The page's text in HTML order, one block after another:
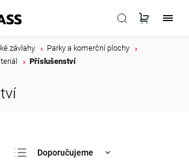
závlahy Parky a komerční plochy
Příslušenství
Doporučujeme